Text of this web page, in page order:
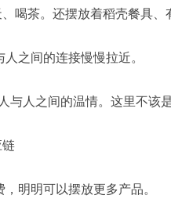
喝茶。还摆放着稻壳餐具
之间的连接慢慢拉近。
与人之间的温情。这里不该
明明可以摆放更多产品。